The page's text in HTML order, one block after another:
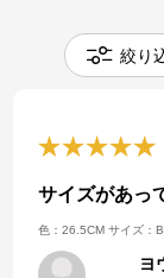
絞り
サイズがあっ
色：26.5CM サイズ：
ヨ